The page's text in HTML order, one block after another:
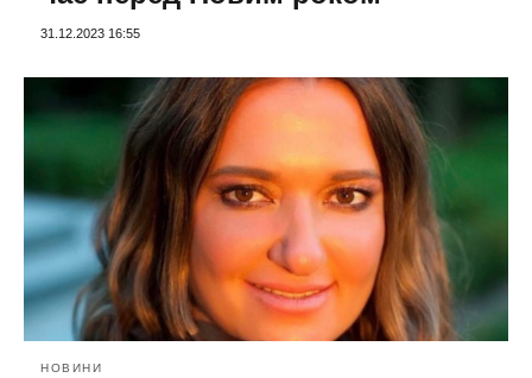
31.12.2023 16:55
НОВИНИ